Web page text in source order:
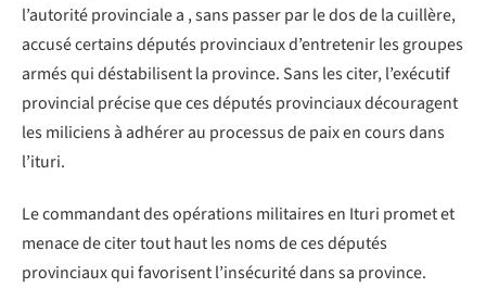
l’autorité provinciale a , sans passer par le dos de la cuillère,
accusé certains députés provinciaux d’entretenir les groupes
armés qui déstabilisent la province. Sans les citer, l’exécutif
provincial précise que ces députés provinciaux découragent
les miliciens à adhérer au processus de paix en cours dans
l’ituri.
Le commandant des opérations militaires en Ituri promet et
menace de citer tout haut les noms de ces députés
provinciaux qui favorisent l’insécurité dans sa province.